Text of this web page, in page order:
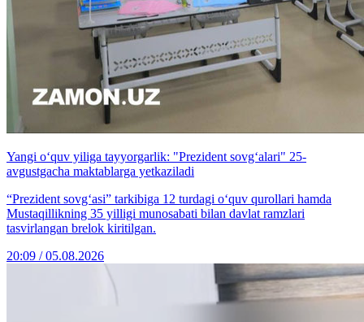
Yangi o‘quv yiliga tayyorgarlik: "Prezident sovg‘alari" 25-
avgustgacha maktablarga yetkaziladi
“Prezident sovg‘asi” tarkibiga 12 turdagi o‘quv qurollari hamda
Mustaqillikning 35 yilligi munosabati bilan davlat ramzlari
tasvirlangan brelok kiritilgan.
20:09 / 05.08.2026